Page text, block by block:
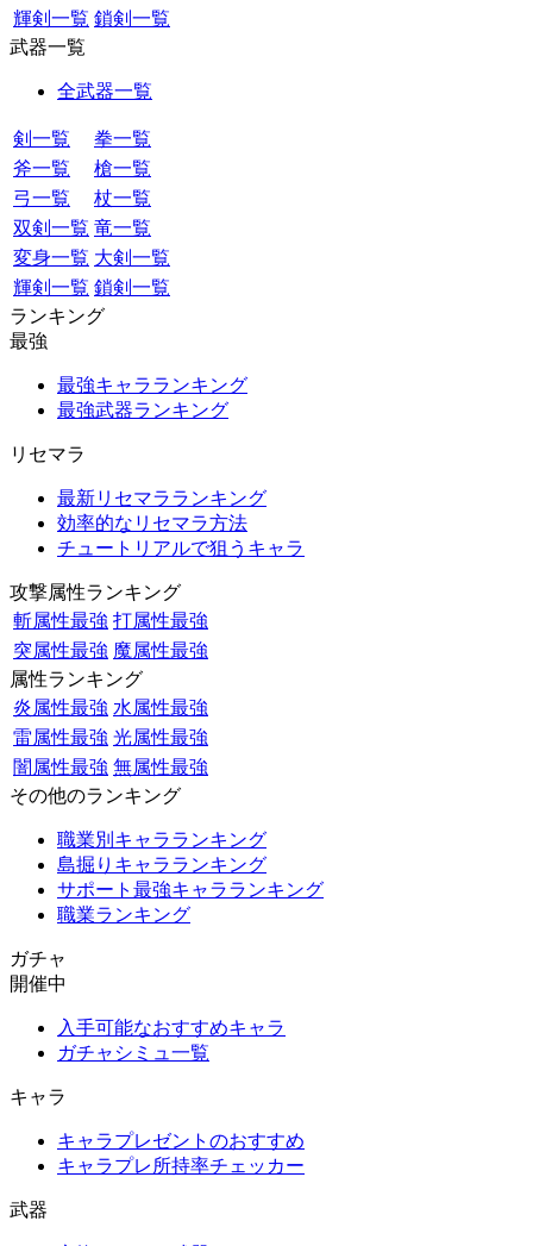
輝剣一覧 鎖剣一覧
武器一覧
全武器一覧
剣一覧
拳一覧
斧一覧
槍一覧
弓一覧
杖一覧
双剣一覧 竜一覧
変身一覧 大剣一覧
輝剣一覧 鎖剣一覧
ランキング
最強
最強キャラランキング
最強武器ランキング
リセマラ
最新リセマラランキング
効率的なリセマラ方法
チュートリアルで狙うキャラ
攻撃属性ランキング
斬属性最強 打属性最強
突属性最強 魔属性最強
属性ランキング
炎属性最強 水属性最強
雷属性最強 光属性最強
闇属性最強 無属性最強
その他のランキング
職業別キャラランキング
島掘りキャラランキング
サポート最強キャラランキング
職業ランキング
ガチャ
開催中
入手可能なおすすめキャラ
ガチャシミュ一覧
キャラ
キャラプレゼントのおすすめ
キャラプレ所持率チェッカー
武器